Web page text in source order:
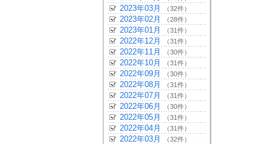
2023年03月 （32件）
2023年02月 （28件）
2023年01月 （31件）
2022年12月 （31件）
2022年11月 （30件）
2022年10月 （31件）
2022年09月 （30件）
2022年08月 （31件）
2022年07月 （31件）
2022年06月 （30件）
2022年05月 （31件）
2022年04月 （31件）
2022年03月 （32件）